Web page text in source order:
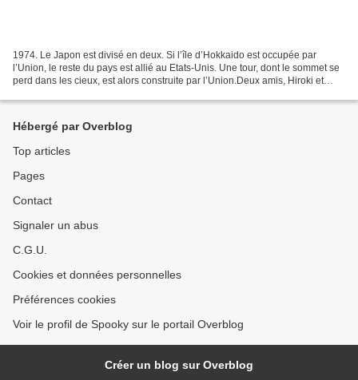
1974. Le Japon est divisé en deux. Si l’île d’Hokkaido est occupée par
l’Union, le reste du pays est allié au Etats-Unis. Une tour, dont le sommet se
perd dans les cieux, est alors construite par l’Union.Deux amis, Hiroki et
Hébergé par Overblog
Top articles
Pages
Contact
Signaler un abus
C.G.U.
Cookies et données personnelles
Préférences cookies
Voir le profil de Spooky sur le portail Overblog
Créer un blog sur Overblog